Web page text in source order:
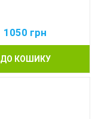
1050 грн
ДО КОШИКУ